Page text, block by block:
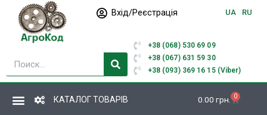
Перейти
вмісту
Вхід/Реєстрація UA RU
Пошук
+38 (068) 530 69 09
+38 (067) 631 59 30
+38 (093) 369 16 15 (Viber)
КАТАЛОГ ТОВАРІВ 0.00 грн. 0
Кошик